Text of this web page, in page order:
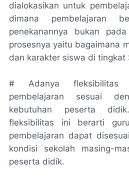
dialokasikan untuk
dimana pembelajaran
penekanannya bukan
prosesnya yaitu bagaimana
dan karakter siswa di tingkat
# Adanya fleksibilitas
pembelajaran sesuai
kebutuhan peserta
fleksibilitas ini berarti
pembelajaran dapat
kondisi sekolah masing-
peserta didik.